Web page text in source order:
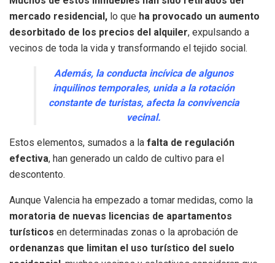
mercado residencial, lo que ha provocado un aumento
desorbitado de los precios del alquiler, expulsando a
vecinos de toda la vida y transformando el tejido social.
Además, la conducta incívica de algunos
inquilinos temporales, unida a la rotación
constante de turistas, afecta la convivencia
vecinal.
Estos elementos, sumados a la falta de regulación
efectiva, han generado un caldo de cultivo para el
descontento.
Aunque Valencia ha empezado a tomar medidas, como la
moratoria de nuevas licencias de apartamentos
turísticos en determinadas zonas o la aprobación de
ordenanzas que limitan el uso turístico del suelo